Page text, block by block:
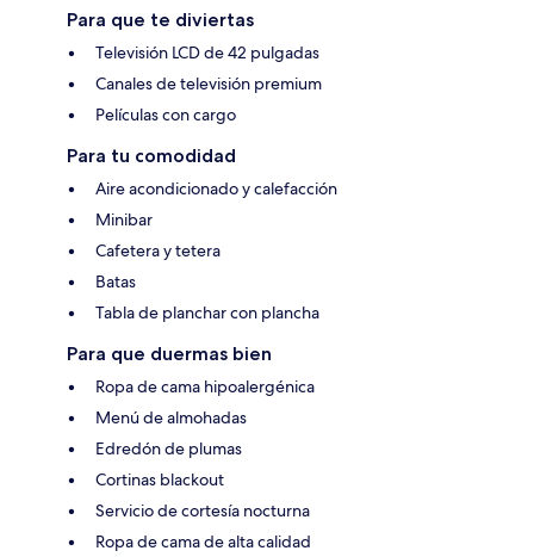
Para que te diviertas
Televisión LCD de 42 pulgadas
Canales de televisión premium
Películas con cargo
Para tu comodidad
Aire acondicionado y calefacción
Minibar
Cafetera y tetera
Batas
Tabla de planchar con plancha
Para que duermas bien
Ropa de cama hipoalergénica
Menú de almohadas
Edredón de plumas
Cortinas blackout
Servicio de cortesía nocturna
Ropa de cama de alta calidad